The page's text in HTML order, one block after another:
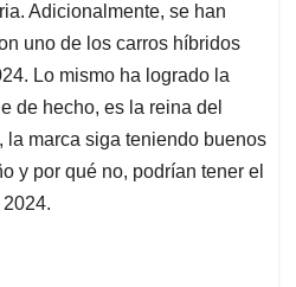
Adicionalmente, se han
uno de los carros híbridos
Lo mismo ha logrado la
de hecho, es la reina del
la marca siga teniendo buenos
y por qué no, podrían tener el